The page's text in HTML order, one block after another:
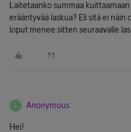
Laitetaanko summaa
erääntyvää laskua? Eli sitä ei näin
loput menee sitten seuraavalle
A Anonymous
Hei!